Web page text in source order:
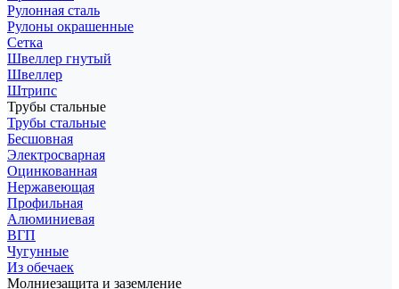
Рулонная сталь
Рулоны окрашенные
Сетка
Швеллер гнутый
Швеллер
Штрипс
Трубы стальные
Трубы стальные
Бесшовная
Электросварная
Оцинкованная
Нержавеющая
Профильная
Алюминиевая
ВГП
Чугунные
Из обечаек
Молниезащита и заземление